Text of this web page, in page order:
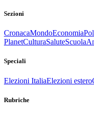
Sezioni
CronacaMondoEconomia
PlanetCulturaSaluteScuola
Speciali
Elezioni ItaliaElezioni estero
Rubriche